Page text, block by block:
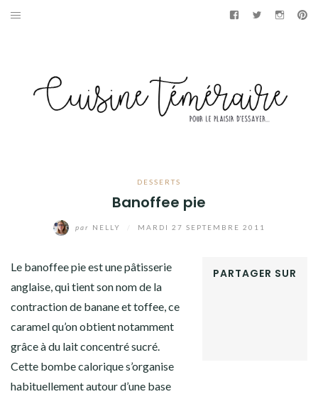
Aller
Facebook
Twitter
DESSERTS
Banoffee pie
par NELLY MARDI 27 SEPTEMBRE 2011
PARTAGER SUR
Le banoffee pie est une pâtisserie
anglaise, qui tient son nom de la
contraction de banane et toffee, ce
caramel qu’on obtient notamment
grâce à du lait concentré sucré.
Cette bombe calorique s’organise
habituellement autour d’une base
DÉTOURNEMENTS CULINAIRES
Facebook
TwitterInstagram
Pinterest